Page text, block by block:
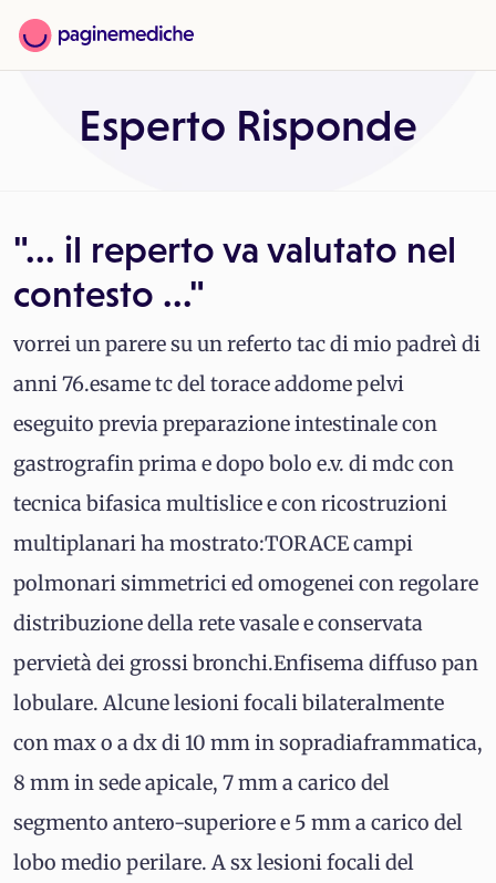
Esperto Risponde
"... il reperto va valutato nel
contesto ..."
vorrei un parere su un referto tac di mio padreì di
anni 76.esame tc del torace addome pelvi
eseguito previa preparazione intestinale con
gastrografin prima e dopo bolo e.v. di mdc con
tecnica bifasica multislice e con ricostruzioni
multiplanari ha mostrato:TORACE campi
polmonari simmetrici ed omogenei con regolare
distribuzione della rete vasale e conservata
pervietà dei grossi bronchi.Enfisema diffuso pan
lobulare. Alcune lesioni focali bilateralmente
con max o a dx di 10 mm in sopradiaframmatica,
8 mm in sede apicale, 7 mm a carico del
segmento antero-superiore e 5 mm a carico del
lobo medio perilare. A sx lesioni focali del